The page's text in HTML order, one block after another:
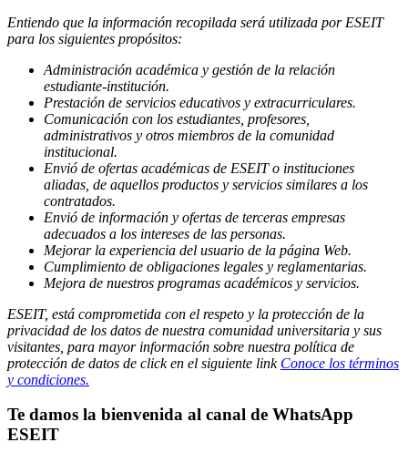
Entiendo que la información recopilada será utilizada por ESEIT
para los siguientes propósitos:
Administración académica y gestión de la relación
estudiante-institución.
Prestación de servicios educativos y extracurriculares.
Comunicación con los estudiantes, profesores,
administrativos y otros miembros de la comunidad
institucional.
Envió de ofertas académicas de ESEIT o instituciones
aliadas, de aquellos productos y servicios similares a los
contratados.
Envió de información y ofertas de terceras empresas
adecuados a los intereses de las personas.
Mejorar la experiencia del usuario de la página Web.
Cumplimiento de obligaciones legales y reglamentarias.
Mejora de nuestros programas académicos y servicios.
ESEIT, está comprometida con el respeto y la protección de la
privacidad de los datos de nuestra comunidad universitaria y sus
visitantes, para mayor información sobre nuestra política de
protección de datos de click en el siguiente link Conoce los términos
y condiciones.
Te damos la bienvenida al canal de WhatsApp
ESEIT